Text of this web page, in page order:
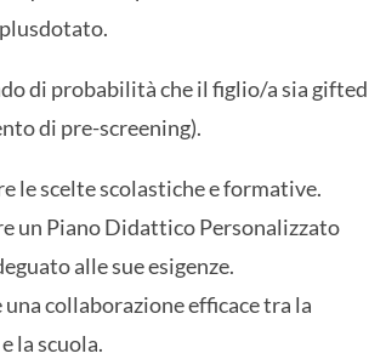
di probabilità che il figlio/a sia gifted
di pre-screening).
le scelte scolastiche e formative.
un Piano Didattico Personalizzato
alle sue esigenze.
collaborazione efficace tra la
la scuola.